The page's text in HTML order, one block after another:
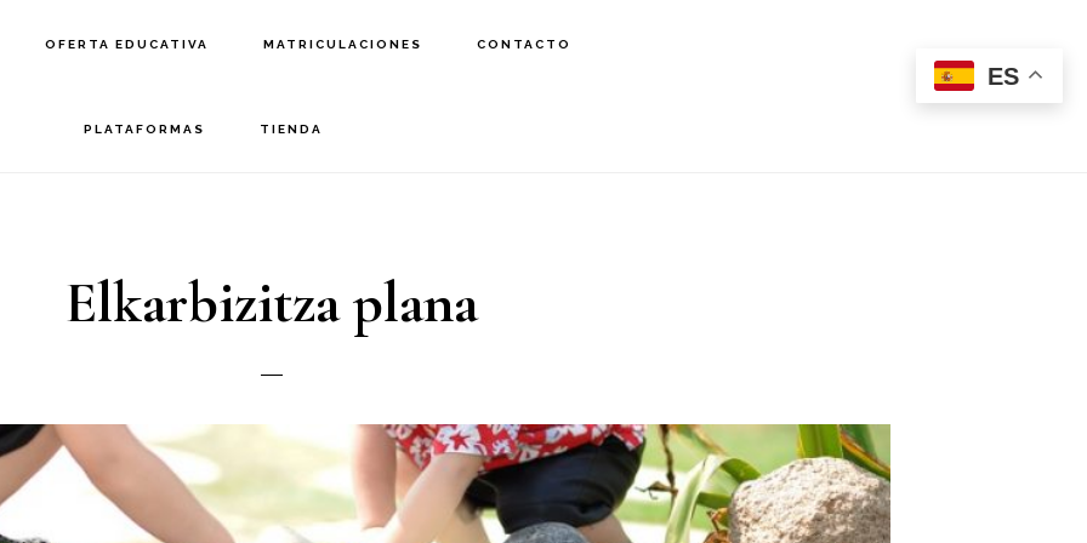
OFERTA EDUCATIVA MATRICULACIONES CONTACTO
PLATAFORMAS TIENDA
Elkarbizitza plana
ES